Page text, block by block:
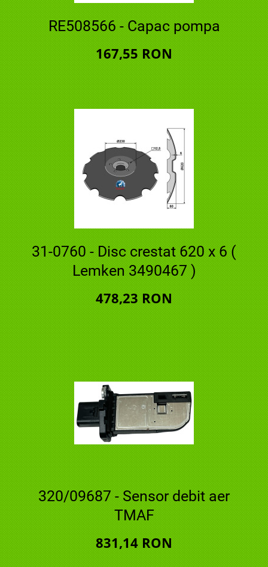
RE508566 - Capac pompa
167,55 RON
31-0760 - Disc crestat 620 x 6 (
Lemken 3490467 )
478,23 RON
320/09687 - Sensor debit aer
TMAF
831,14 RON